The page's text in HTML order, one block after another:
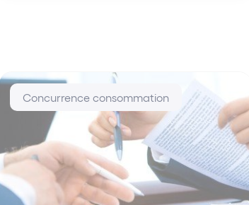
Concurrence consommation